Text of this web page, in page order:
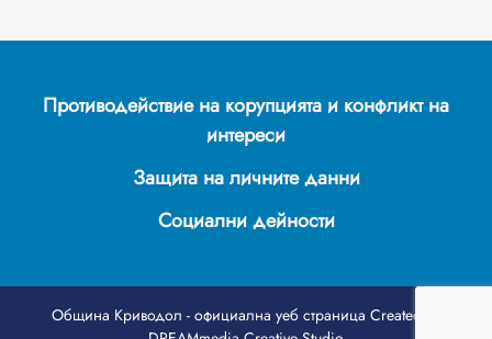
Противодействие на корупцията и конфликт на
интереси
Защита на личните данни
Социални дейности
Община Криводол - официална уеб страница Created by